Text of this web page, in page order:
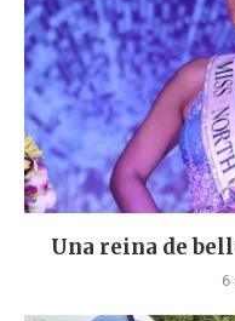
Una reina de
6